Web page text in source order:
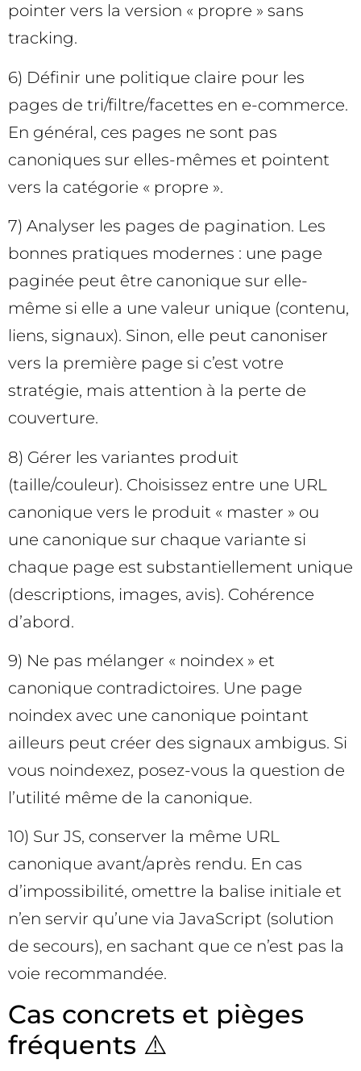
pointer vers la version « propre » sans
tracking.
6) Définir une politique claire pour les
pages de tri/filtre/facettes en e-commerce.
En général, ces pages ne sont pas
canoniques sur elles-mêmes et pointent
vers la catégorie « propre ».
7) Analyser les pages de pagination. Les
bonnes pratiques modernes : une page
paginée peut être canonique sur elle-
même si elle a une valeur unique (contenu,
liens, signaux). Sinon, elle peut canoniser
vers la première page si c’est votre
stratégie, mais attention à la perte de
couverture.
8) Gérer les variantes produit
(taille/couleur). Choisissez entre une URL
canonique vers le produit « master » ou
une canonique sur chaque variante si
chaque page est substantiellement unique
(descriptions, images, avis). Cohérence
d’abord.
9) Ne pas mélanger « noindex » et
canonique contradictoires. Une page
noindex avec une canonique pointant
ailleurs peut créer des signaux ambigus. Si
vous noindexez, posez-vous la question de
l’utilité même de la canonique.
10) Sur JS, conserver la même URL
canonique avant/après rendu. En cas
d’impossibilité, omettre la balise initiale et
n’en servir qu’une via JavaScript (solution
de secours), en sachant que ce n’est pas la
voie recommandée.
Cas concrets et pièges
fréquents ⚠️